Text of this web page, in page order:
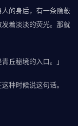
的身后，有一条隐蔽
着淡淡的荧光。那就
丘秘境的入口。」
种时候说这句话。